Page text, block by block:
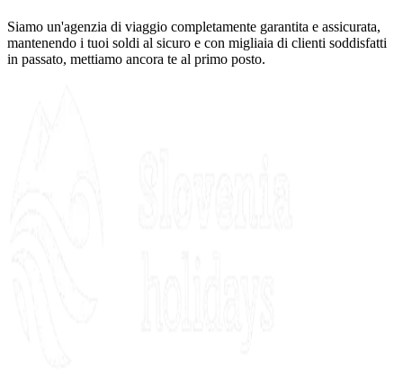
Siamo un'agenzia di viaggio completamente garantita e assicurata,
mantenendo i tuoi soldi al sicuro e con migliaia di clienti soddisfatti
in passato, mettiamo ancora te al primo posto.